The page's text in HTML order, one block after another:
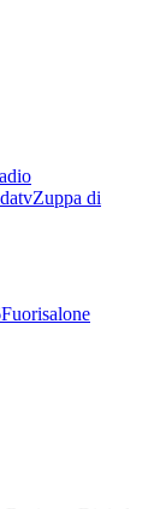
Zuppa di
Fuorisalone